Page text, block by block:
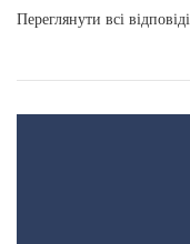
Переглянути всі відповіді